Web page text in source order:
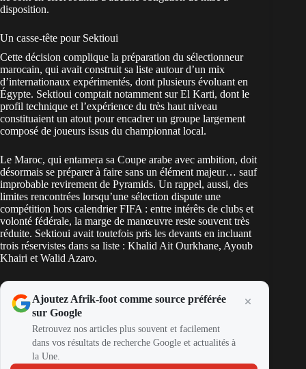
disposition.
Un casse-tête pour Sektioui
Cette décision complique la préparation du sélectionneur
marocain, qui avait construit sa liste autour d’un mix
d’internationaux expérimentés, dont plusieurs évoluant en
Égypte. Sektioui comptait notamment sur El Karti, dont le
profil technique et l’expérience du très haut niveau
constituaient un atout pour encadrer un groupe largement
composé de joueurs issus du championnat local.
Le Maroc, qui entamera sa Coupe arabe avec ambition, doit
désormais se préparer à faire sans un élément majeur… sauf
improbable revirement de Pyramids. Un rappel, aussi, des
limites rencontrées lorsqu’une sélection dispute une
compétition hors calendrier FIFA : entre intérêts de clubs et
volonté fédérale, la marge de manœuvre reste souvent très
réduite. Sektioui avait toutefois pris les devants en incluant
trois réservistes dans sa liste : Khalid Ait Ourkhane, Ayoub
Khairi et Walid Azaro.
Ajoutez Afrik-foot comme source préférée
sur Google
Retrouvez nos articles plus souvent et facilement
dans vos résultats de recherche Google et actualités à
la Une.